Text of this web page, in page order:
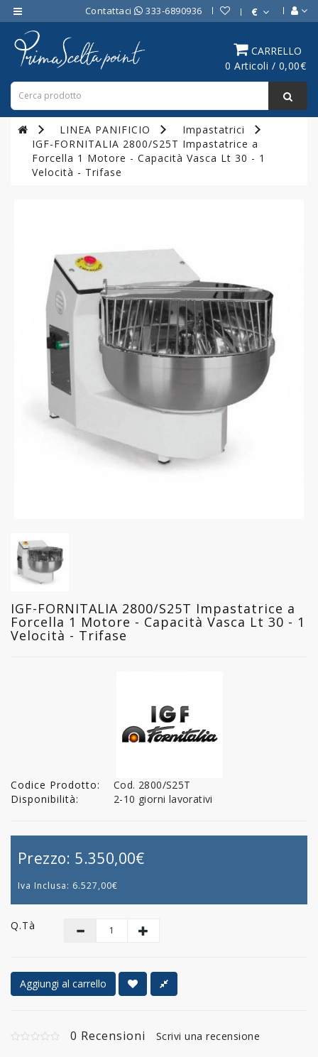
Contattaci 333-6890936 €
CARRELLO
0 Articoli / 0,00€
Category
ATTREZZATURE
BAR
ATTREZZATURE
PROFESSIONALI
CUCINA
PROFESSIONALI
FREDDO
GELATERIA
PASTICCERIA
LINEA
MACELLERIA
LAVAGGIO
PROFESSIONALE
LINEA PANIFICIO
Impastatrici
IGF-FORNITALIA 2800/S25T Impastatrice a
Forcella 1 Motore - Capacità Vasca Lt 30 - 1
Velocità - Trifase
IGF-FORNITALIA 2800/S25T Impastatrice a
Forcella 1 Motore - Capacità Vasca Lt 30 - 1
Velocità - Trifase
Codice Prodotto:
Cod. 2800/S25T
Disponibilità:
2-10 giorni lavorativi
Prezzo: 5.350,00€
Iva Inclusa: 6.527,00€
Q.tà
Aggiungi al carrello
0 Recensioni Scrivi una recensione